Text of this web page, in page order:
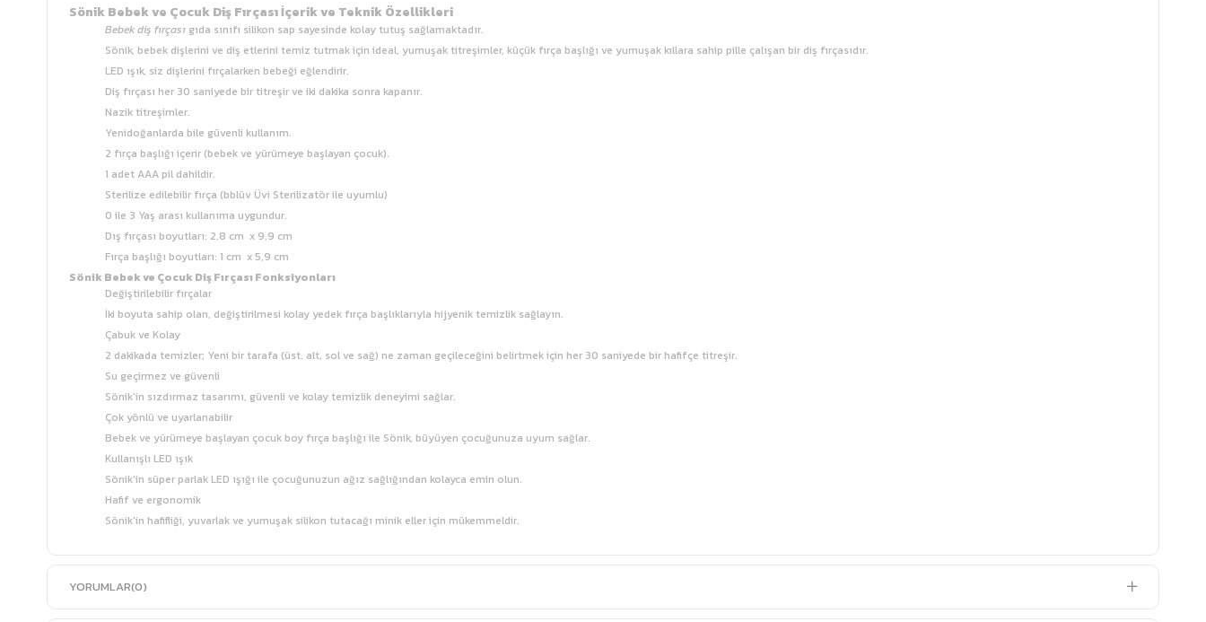
Sönik Bebek ve Çocuk Diş Fırçası İçerik ve Teknik Özellikleri
Bebek diş fırçası gıda sınıfı silikon sap sayesinde kolay tutuş sağlamaktadır.
Sönik, bebek dişlerini ve diş etlerini temiz tutmak için ideal, yumuşak titreşimler, küçük fırça başlığı ve yumuşak kıllara sahip pille çalışan bir diş fırçasıdır.
LED ışık, siz dişlerini fırçalarken bebeği eğlendirir.
Diş fırçası her 30 saniyede bir titreşir ve iki dakika sonra kapanır.
Nazik titreşimler.
Yenidoğanlarda bile güvenli kullanım.
2 fırça başlığı içerir (bebek ve yürümeye başlayan çocuk).
1 adet AAA pil dahildir.
Sterilize edilebilir fırça (bblüv Üvi Sterilizatör ile uyumlu)
0 ile 3 Yaş arası kullanıma uygundur.
Dış fırçası boyutları: 2,8 cm x 9,9 cm
Fırça başlığı boyutları: 1 cm x 5,9 cm
Sönik Bebek ve Çocuk Diş Fırçası Fonksiyonları
Değiştirilebilir fırçalar
İki boyuta sahip olan, değiştirilmesi kolay yedek fırça başlıklarıyla hijyenik temizlik sağlayın.
Çabuk ve Kolay
2 dakikada temizler; Yeni bir tarafa (üst, alt, sol ve sağ) ne zaman geçileceğini belirtmek için her 30 saniyede bir hafifçe titreşir.
Su geçirmez ve güvenli
Sönik'in sızdırmaz tasarımı, güvenli ve kolay temizlik deneyimi sağlar.
Çok yönlü ve uyarlanabilir
Bebek ve yürümeye başlayan çocuk boy fırça başlığı ile Sönik, büyüyen çocuğunuza uyum sağlar.
Kullanışlı LED ışık
Sönik'in süper parlak LED ışığı ile çocuğunuzun ağız sağlığından kolayca emin olun.
Hafif ve ergonomik
Sönik'in hafifliği, yuvarlak ve yumuşak silikon tutacağı minik eller için mükemmeldir.
YORUMLAR(0)